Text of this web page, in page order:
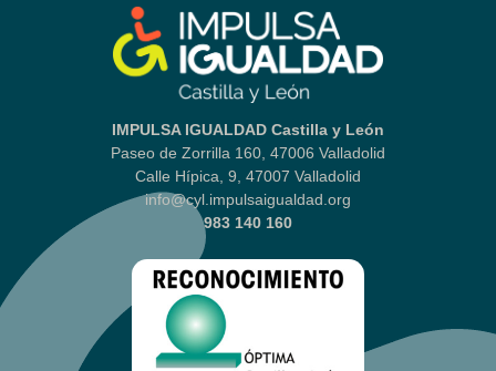
IMPULSA IGUALDAD Castilla y León
Paseo de Zorrilla 160, 47006 Valladolid
Calle Hípica, 9, 47007 Valladolid
info@cyl.impulsaigualdad.org
983 140 160